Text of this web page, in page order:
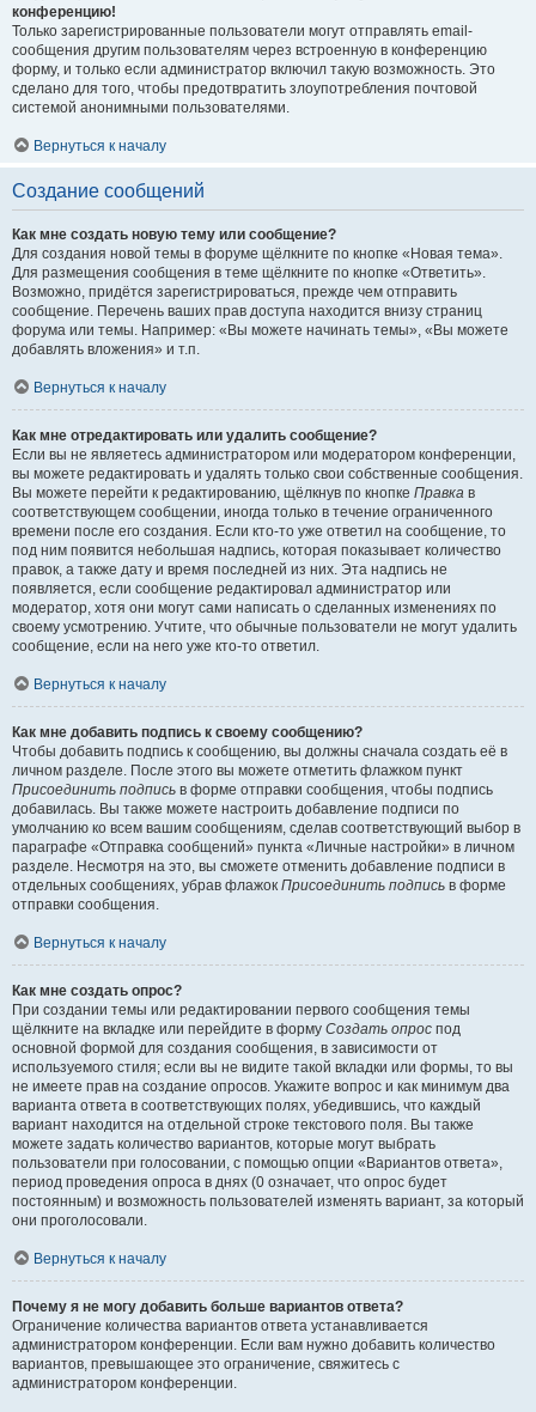
конференцию!
Только зарегистрированные пользователи могут отправлять email-
сообщения другим пользователям через встроенную в конференцию
форму, и только если администратор включил такую возможность. Это
сделано для того, чтобы предотвратить злоупотребления почтовой
системой анонимными пользователями.
Вернуться к началу
Создание сообщений
Как мне создать новую тему или сообщение?
Для создания новой темы в форуме щёлкните по кнопке «Новая тема».
Для размещения сообщения в теме щёлкните по кнопке «Ответить».
Возможно, придётся зарегистрироваться, прежде чем отправить
сообщение. Перечень ваших прав доступа находится внизу страниц
форума или темы. Например: «Вы можете начинать темы», «Вы можете
добавлять вложения» и т.п.
Вернуться к началу
Как мне отредактировать или удалить сообщение?
Если вы не являетесь администратором или модератором конференции,
вы можете редактировать и удалять только свои собственные сообщения.
Вы можете перейти к редактированию, щёлкнув по кнопке Правка в
соответствующем сообщении, иногда только в течение ограниченного
времени после его создания. Если кто-то уже ответил на сообщение, то
под ним появится небольшая надпись, которая показывает количество
правок, а также дату и время последней из них. Эта надпись не
появляется, если сообщение редактировал администратор или
модератор, хотя они могут сами написать о сделанных изменениях по
своему усмотрению. Учтите, что обычные пользователи не могут удалить
сообщение, если на него уже кто-то ответил.
Вернуться к началу
Как мне добавить подпись к своему сообщению?
Чтобы добавить подпись к сообщению, вы должны сначала создать её в
личном разделе. После этого вы можете отметить флажком пункт
Присоединить подпись в форме отправки сообщения, чтобы подпись
добавилась. Вы также можете настроить добавление подписи по
умолчанию ко всем вашим сообщениям, сделав соответствующий выбор в
параграфе «Отправка сообщений» пункта «Личные настройки» в личном
разделе. Несмотря на это, вы сможете отменить добавление подписи в
отдельных сообщениях, убрав флажок Присоединить подпись в форме
отправки сообщения.
Вернуться к началу
Как мне создать опрос?
При создании темы или редактировании первого сообщения темы
щёлкните на вкладке или перейдите в форму Создать опрос под
основной формой для создания сообщения, в зависимости от
используемого стиля; если вы не видите такой вкладки или формы, то вы
не имеете прав на создание опросов. Укажите вопрос и как минимум два
варианта ответа в соответствующих полях, убедившись, что каждый
вариант находится на отдельной строке текстового поля. Вы также
можете задать количество вариантов, которые могут выбрать
пользователи при голосовании, с помощью опции «Вариантов ответа»,
период проведения опроса в днях (0 означает, что опрос будет
постоянным) и возможность пользователей изменять вариант, за который
они проголосовали.
Вернуться к началу
Почему я не могу добавить больше вариантов ответа?
Ограничение количества вариантов ответа устанавливается
администратором конференции. Если вам нужно добавить количество
вариантов, превышающее это ограничение, свяжитесь с
администратором конференции.